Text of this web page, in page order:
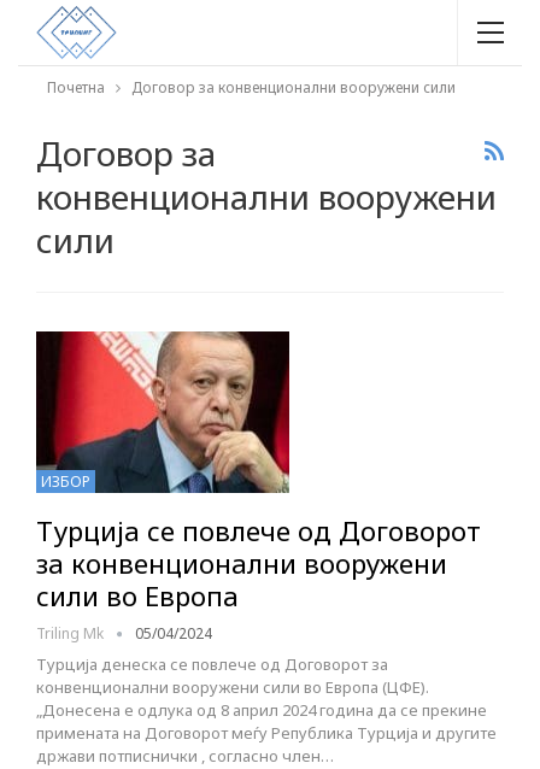
Почетна Договор за конвенционални вооружени сили
Договор за
конвенционални вооружени
сили
ИЗБОР
Турција се повлече од Договорот
за конвенционални вооружени
сили во Европа
Triling Mk 05/04/2024
Турција денеска се повлече од Договорот за
конвенционални вооружени сили во Европа (ЦФЕ).
„Донесена е одлука од 8 април 2024 година да се прекине
примената на Договорот меѓу Република Турција и другите
држави потписнички , согласно член…